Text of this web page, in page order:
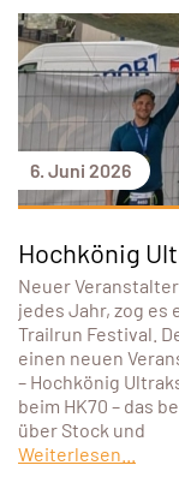
6. Juni 2026
Hochkönig
Neuer
jedes Jahr, zog es
Trailrun Festival.
einen neuen
– Hochkönig
beim HK70 – das
über Stock und
Weiterlesen...